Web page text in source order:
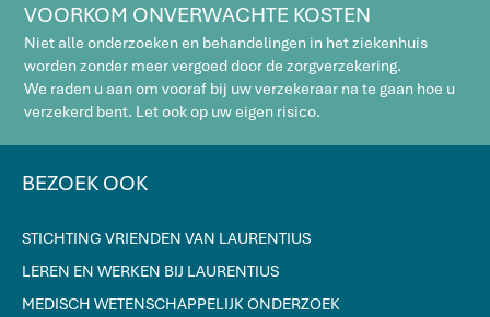
VOORKOM ONVERWACHTE KOSTEN
Niet alle onderzoeken en behandelingen in het ziekenhuis
worden zonder meer vergoed door de zorgverzekering.
We raden u aan om vooraf bij uw verzekeraar na te gaan hoe u
verzekerd bent. Let ook op uw eigen risico.
BEZOEK OOK
STICHTING VRIENDEN VAN LAURENTIUS
LEREN EN WERKEN BIJ LAURENTIUS
MEDISCH WETENSCHAPPELIJK ONDERZOEK